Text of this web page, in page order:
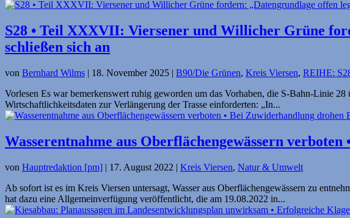
S28 • Teil XXXVII: Viersener und Willicher Grüne
schließen sich an
von Bernhard Wilms | 18. November 2025 | B90/Die Grünen, Kreis Viersen, REIHE:
Vorlesen Es war bemerkenswert ruhig geworden um das Vorhaben, die S-Bahn-Linie
Wirtschaftlichkeitsdaten zur Verlängerung der Trasse einforderten: „In...
Wasserentnahme aus Oberflächen­gewässern
von Hauptredaktion [pm] | 17. August 2022 | Kreis Viersen, Natur & Umwelt
Ab sofort ist es im Kreis Viersen untersagt, Wasser aus Oberflächengewässern zu
hat dazu eine Allgemeinverfügung veröffentlicht, die am 19.08.2022 in...